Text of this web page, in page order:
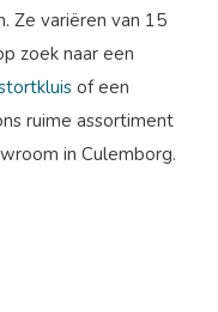
Ze variëren van 15
zoek naar een
of een
ruime assortiment
in Culemborg.